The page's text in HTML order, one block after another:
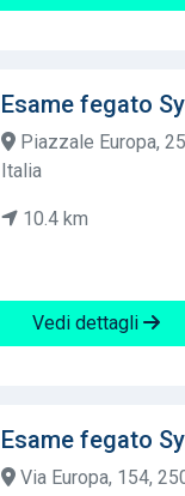
Esame fegato
Piazzale Europa,
Italia
10.4 km
Vedi dettagli
Esame fegato
Via Europa, 154,